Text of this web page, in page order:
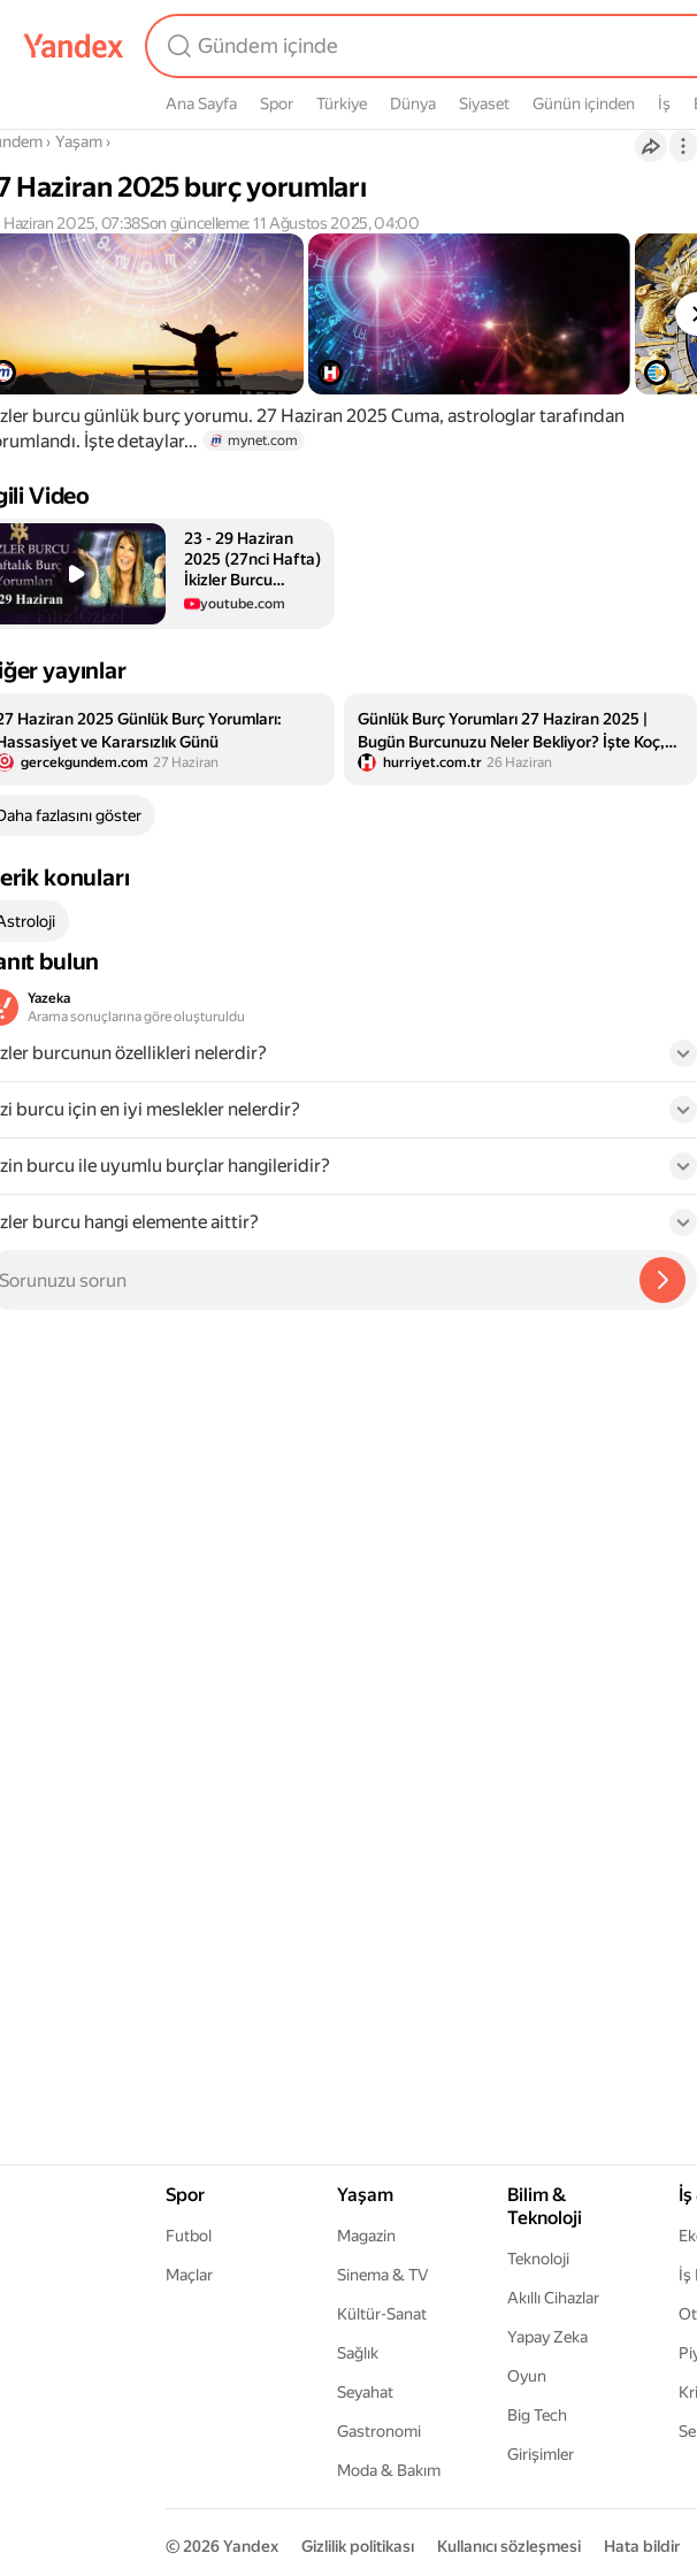
Ana Sayfa Spor Türkiye Dünya Siyaset Günün içinden İş
› Yaşam ›
Haziran 2025 burç yorumları
2025, 07:38Son güncelleme: 11 Ağustos 2025, 04:00
burcu günlük burç yorumu. 27 Haziran 2025 Cuma, astrologlar tarafından
İşte detaylar…
mynet.com
Video
23 - 29 Haziran
2025 (27nci Hafta)
İkizler Burcu
Yorumları /
youtube.com
yayınlar
Haziran 2025 Günlük Burç Yorumları:
ve Kararsızlık Günü
gercekgundem.com 27 Haziran
Günlük Burç Yorumları 27 Haziran 2025 |
Bugün Burcunuzu Neler Bekliyor? İşte Koç,
Boğa, İkizler Ve Diğer Burç Yorumları
hurriyet.com.tr 26 Haziran
fazlasını göster
konuları
bulun
Yazeka
Arama sonuçlarına göre oluşturuldu
burcunun özellikleri nelerdir?
burcu için en iyi meslekler nelerdir?
burcu ile uyumlu burçlar hangileridir?
burcu hangi elemente aittir?
Spor
Futbol
Maçlar
Yaşam
Magazin
Sinema & TV
Kültür-Sanat
Sağlık
Seyahat
Gastronomi
Moda & Bakım
Bilim &
Teknoloji
Teknoloji
Akıllı Cihazlar
Yapay Zeka
Oyun
Big Tech
Girişimler
İş
İş
© 2026Yandex Gizlilik politikası Kullanıcı sözleşmesi Hata bildir